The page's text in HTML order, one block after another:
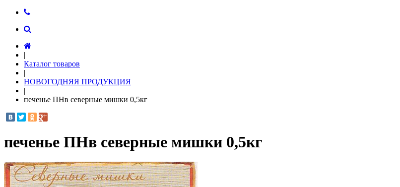
|
Каталог товаров
|
НОВОГОДНЯЯ ПРОДУКЦИЯ
|
печенье ПНв северные мишки 0,5кг
печенье ПНв северные мишки 0,5кг